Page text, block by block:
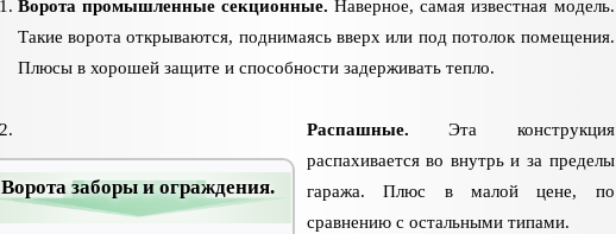
Ворота заборы и ограждения.
Ворота промышленные секционные. Наверное, самая известная модель.
Такие ворота открываются, поднимаясь вверх или под потолок помещения.
Плюсы в хорошей защите и способности задерживать тепло.
Распашные. Эта конструкция
распахивается во внутрь и за пределы
гаража. Плюс в малой цене, по
сравнению с остальными типами.